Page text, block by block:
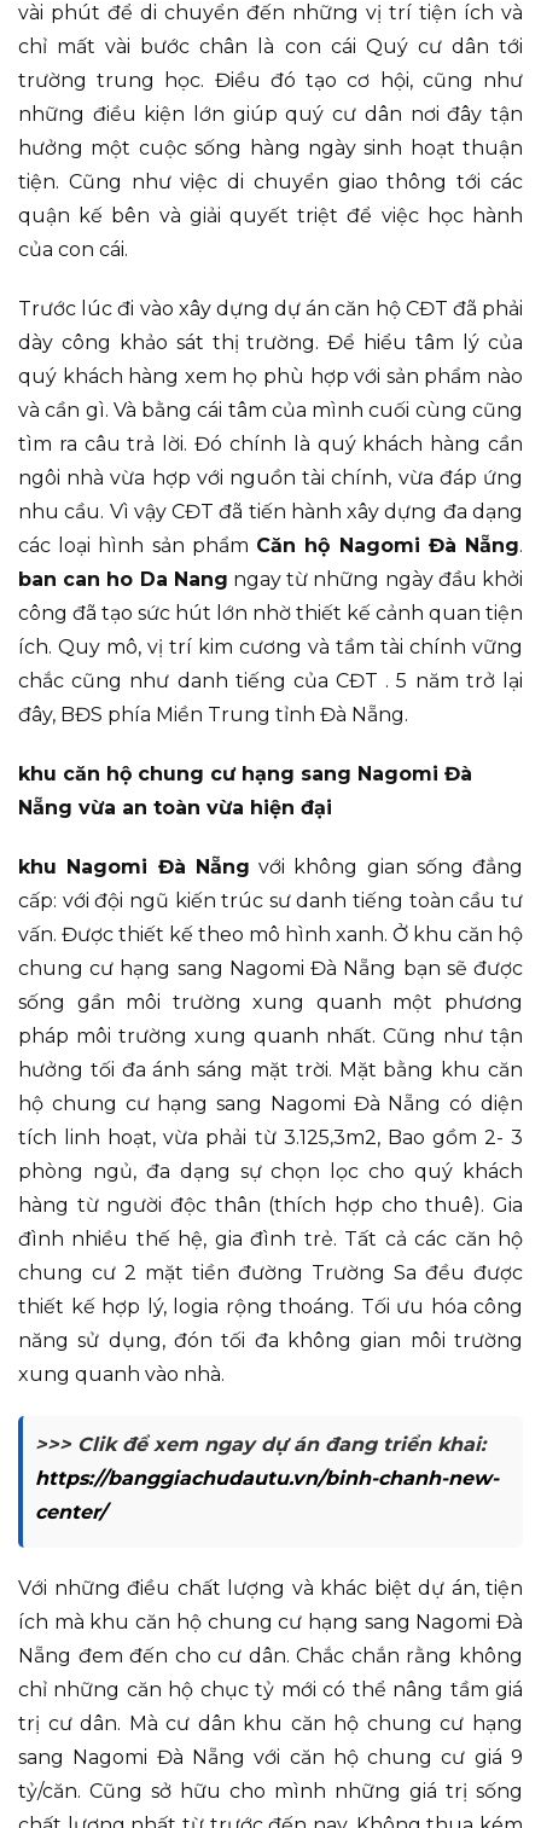
vài phút để di chuyển đến những vị trí tiện ích và
chỉ mất vài bước chân là con cái Quý cư dân tới
trường trung học. Điều đó tạo cơ hội, cũng như
những điều kiện lớn giúp quý cư dân nơi đây tận
hưởng một cuộc sống hàng ngày sinh hoạt thuận
tiện. Cũng như việc di chuyển giao thông tới các
quận kế bên và giải quyết triệt để việc học hành
của con cái.
Trước lúc đi vào xây dựng dự án căn hộ CĐT đã phải
dày công khảo sát thị trường. Để hiểu tâm lý của
quý khách hàng xem họ phù hợp với sản phẩm nào
và cần gì. Và bằng cái tâm của mình cuối cùng cũng
tìm ra câu trả lời. Đó chính là quý khách hàng cần
ngôi nhà vừa hợp với nguồn tài chính, vừa đáp ứng
nhu cầu. Vì vậy CĐT đã tiến hành xây dựng đa dạng
các loại hình sản phẩm Căn hộ Nagomi Đà Nẵng.
ban can ho Da Nang ngay từ những ngày đầu khởi
công đã tạo sức hút lớn nhờ thiết kế cảnh quan tiện
ích. Quy mô, vị trí kim cương và tầm tài chính vững
chắc cũng như danh tiếng của CĐT . 5 năm trở lại
đây, BĐS phía Miền Trung tỉnh Đà Nẵng.
khu căn hộ chung cư hạng sang Nagomi Đà
Nẵng vừa an toàn vừa hiện đại
khu Nagomi Đà Nẵng với không gian sống đẳng
cấp: với đội ngũ kiến trúc sư danh tiếng toàn cầu tư
vấn. Được thiết kế theo mô hình xanh. Ở khu căn hộ
chung cư hạng sang Nagomi Đà Nẵng bạn sẽ được
sống gần môi trường xung quanh một phương
pháp môi trường xung quanh nhất. Cũng như tận
hưởng tối đa ánh sáng mặt trời. Mặt bằng khu căn
hộ chung cư hạng sang Nagomi Đà Nẵng có diện
tích linh hoạt, vừa phải từ 3.125,3m2, Bao gồm 2- 3
phòng ngủ, đa dạng sự chọn lọc cho quý khách
hàng từ người độc thân (thích hợp cho thuê). Gia
đình nhiều thế hệ, gia đình trẻ. Tất cả các căn hộ
chung cư 2 mặt tiền đường Trường Sa đều được
thiết kế hợp lý, logia rộng thoáng. Tối ưu hóa công
năng sử dụng, đón tối đa không gian môi trường
xung quanh vào nhà.
>>> Clik để xem ngay dự án đang triển khai:
https://banggiachudautu.vn/binh-chanh-new-
center/
Với những điều chất lượng và khác biệt dự án, tiện
ích mà khu căn hộ chung cư hạng sang Nagomi Đà
Nẵng đem đến cho cư dân. Chắc chắn rằng không
chỉ những căn hộ chục tỷ mới có thể nâng tầm giá
trị cư dân. Mà cư dân khu căn hộ chung cư hạng
sang Nagomi Đà Nẵng với căn hộ chung cư giá 9
tỷ/căn. Cũng sở hữu cho mình những giá trị sống